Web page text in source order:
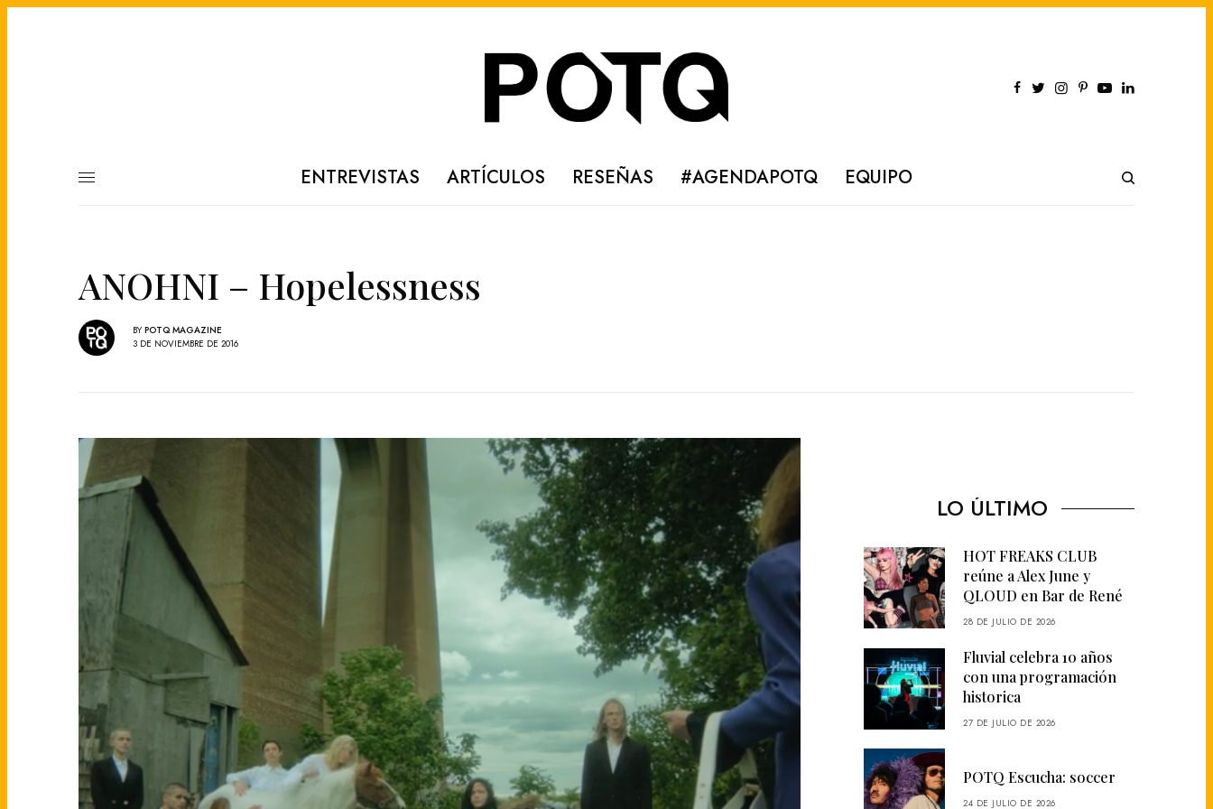
ENTREVISTAS ARTÍCULOS RESEÑAS #AGENDAPOTQ EQUIPO
ANOHNI – Hopelessness
BY POTQ MAGAZINE
3 DE NOVIEMBRE DE 2016
LO ÚLTIMO
HOT FREAKS CLUB
reúne a Alex June y
QLOUD en Bar de René
28 DE JULIO DE 2026
Fluvial celebra 10 años
con una programación
historica
27 DE JULIO DE 2026
POTQ Escucha: soccer
24 DE JULIO DE 2026